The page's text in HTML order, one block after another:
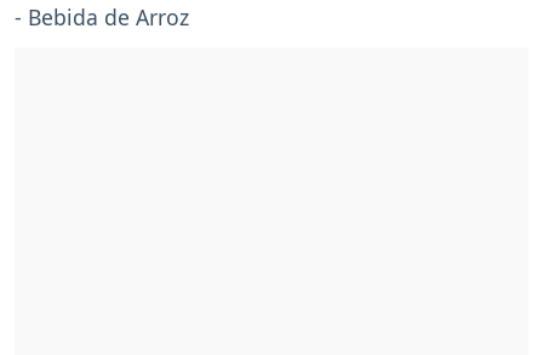
- Bebida de Arroz